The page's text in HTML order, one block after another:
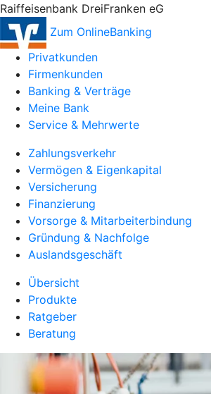
Raiffeisenbank DreiFranken eG
Zum OnlineBanking
Privatkunden
Firmenkunden
Banking & Verträge
Meine Bank
Service & Mehrwerte
Zahlungsverkehr
Vermögen & Eigenkapital
Versicherung
Finanzierung
Vorsorge & Mitarbeiterbindung
Gründung & Nachfolge
Auslandsgeschäft
Übersicht
Produkte
Ratgeber
Beratung